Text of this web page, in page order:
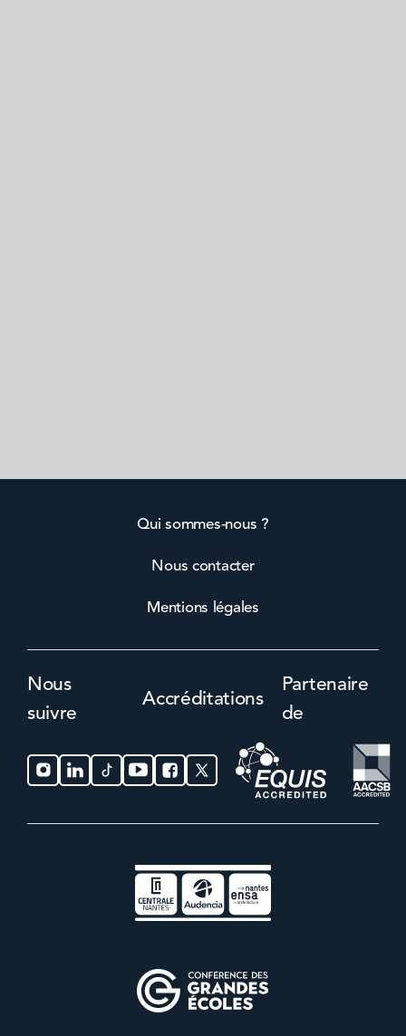
Qui sommes-nous ?
Nous contacter
Mentions légales
Nous
suivre
Accréditations
Partenaire
de